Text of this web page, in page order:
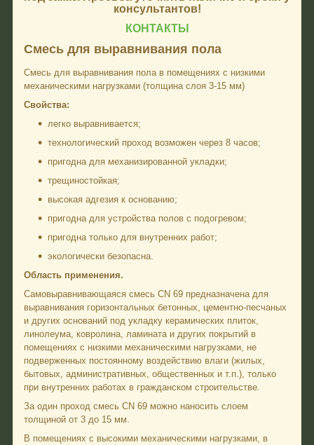
консультантов!
КОНТАКТЫ
Смесь для выравнивания пола
Смесь для выравнивания пола в помещениях с низкими
механическими нагрузками (толщина слоя 3-15 мм)
Свойства:
легко выравнивается;
технологический проход возможен через 8 часов;
пригодна для механизированной укладки;
трещиностойкая;
высокая адгезия к основанию;
пригодна для устройства полов с подогревом;
пригодна только для внутренних работ;
экологически безопасна.
Область применения.
Самовыравнивающаяся смесь CN 69 предназначена для
выравнивания горизонтальных бетонных, цементно-песчаных
и других оснований под укладку керамических плиток,
линолеума, ковролина, ламината и других покрытий в
помещениях с низкими механическими нагрузками, не
подверженных постоянному воздействию влаги (жилых,
бытовых, административных, общественных и т.п.), только
при внутренних работах в гражданском строительстве.
За один проход смесь CN 69 можно наносить слоем
толщиной от 3 до 15 мм.
В помещениях с высокими механическими нагрузками, в